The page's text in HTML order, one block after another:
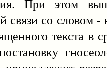
При этом
связи со словом
текста в